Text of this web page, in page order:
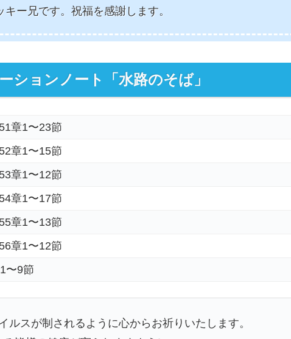
ー兄です。祝福を感謝します。
ションノート「水路のそば」
章1〜23節
章1〜15節
章1〜12節
章1〜17節
章1〜13節
章1〜12節
〜9節
ルスが制されるように心からお祈りいたします。